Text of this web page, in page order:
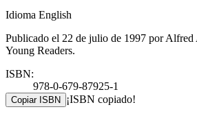
Idioma English
Publicado el 22 de julio de 1997 por
Young Readers.
ISBN:
978-0-679-87925-1
Copiar ISBN ¡ISBN copiado!